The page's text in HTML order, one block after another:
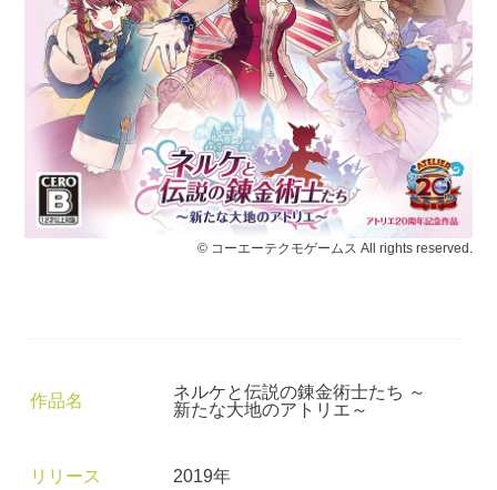
© コーエーテクモゲームス All rights reserved.
作品名
ネルケと伝説の錬金術士たち ～
新たな大地のアトリエ～
リリース 2019年